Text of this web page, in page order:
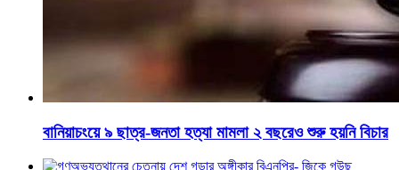
বানিয়াচংয়ে ৯ ছাত্র-জনতা হত্যা মামলা ২ বছরেও শুরু হয়নি বিচার